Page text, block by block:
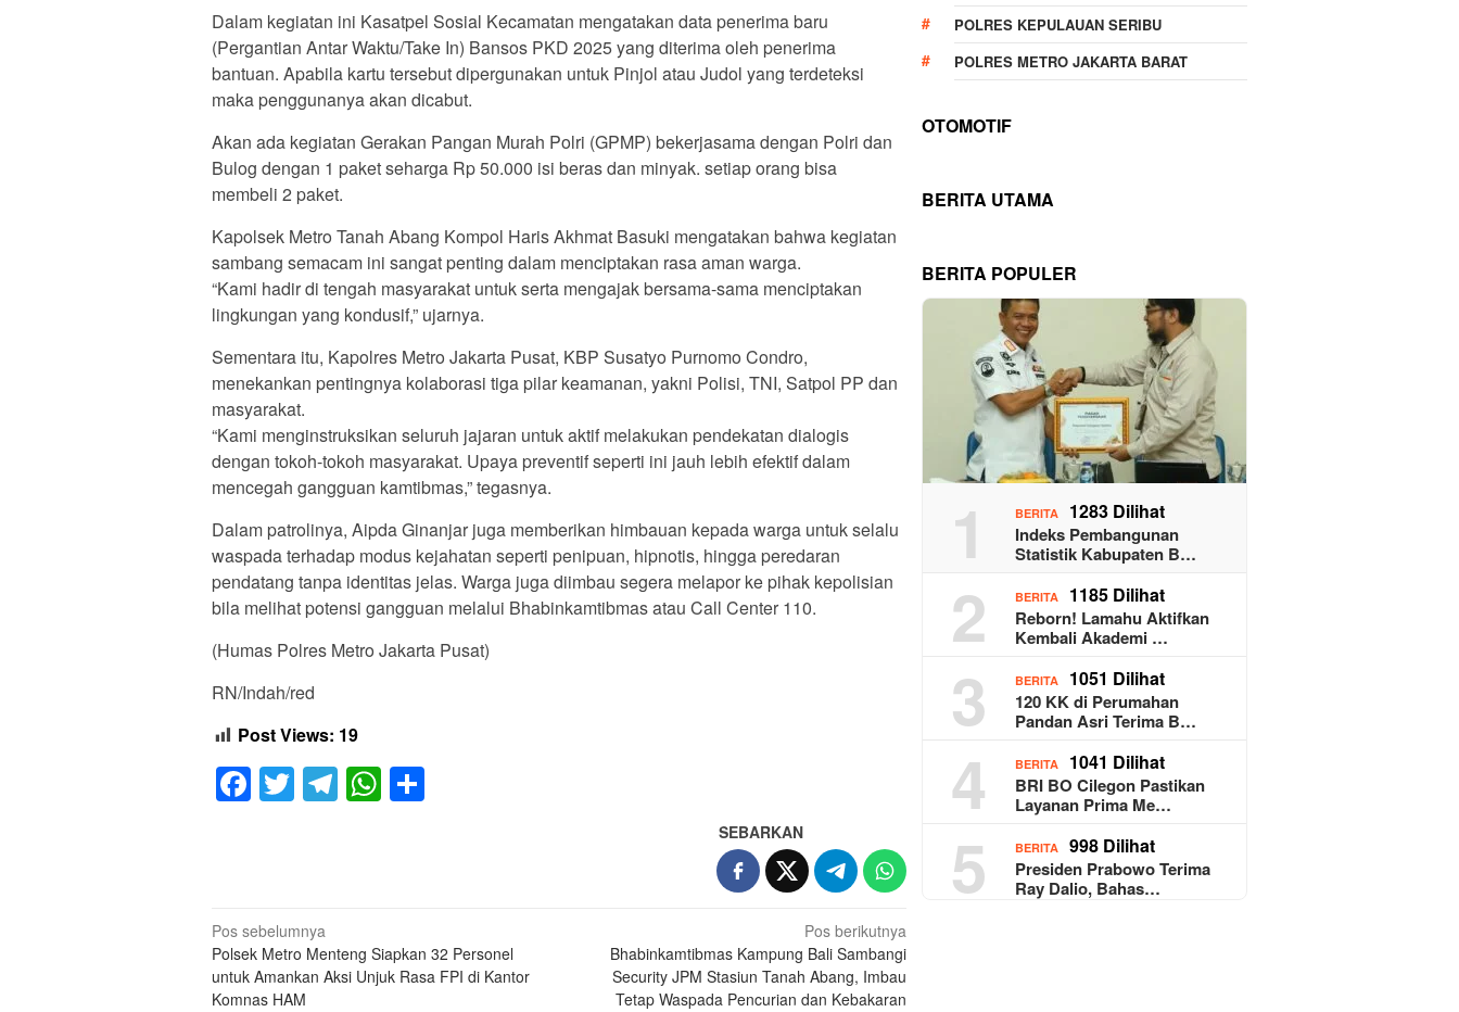
Dalam kegiatan ini Kasatpel Sosial Kecamatan mengatakan data penerima baru
(Pergantian Antar Waktu/Take In) Bansos PKD 2025 yang diterima oleh penerima
bantuan. Apabila kartu tersebut dipergunakan untuk Pinjol atau Judol yang terdeteksi
maka penggunanya akan dicabut.
Akan ada kegiatan Gerakan Pangan Murah Polri (GPMP) bekerjasama dengan Polri dan
Bulog dengan 1 paket seharga Rp 50.000 isi beras dan minyak. setiap orang bisa
membeli 2 paket.
Kapolsek Metro Tanah Abang Kompol Haris Akhmat Basuki mengatakan bahwa kegiatan
sambang semacam ini sangat penting dalam menciptakan rasa aman warga.
“Kami hadir di tengah masyarakat untuk serta mengajak bersama-sama menciptakan
lingkungan yang kondusif,” ujarnya.
Sementara itu, Kapolres Metro Jakarta Pusat, KBP Susatyo Purnomo Condro,
menekankan pentingnya kolaborasi tiga pilar keamanan, yakni Polisi, TNI, Satpol PP dan
masyarakat.
“Kami menginstruksikan seluruh jajaran untuk aktif melakukan pendekatan dialogis
dengan tokoh-tokoh masyarakat. Upaya preventif seperti ini jauh lebih efektif dalam
mencegah gangguan kamtibmas,” tegasnya.
Dalam patrolinya, Aipda Ginanjar juga memberikan himbauan kepada warga untuk selalu
waspada terhadap modus kejahatan seperti penipuan, hipnotis, hingga peredaran
pendatang tanpa identitas jelas. Warga juga diimbau segera melapor ke pihak kepolisian
bila melihat potensi gangguan melalui Bhabinkamtibmas atau Call Center 110.
(Humas Polres Metro Jakarta Pusat)
RN/Indah/red
Post Views: 19
Facebook
Twitter
Telegram
WhatsApp
SEBARKAN
Navigasi
pos
Pos sebelumnya
Polsek Metro Menteng Siapkan 32 Personel
untuk Amankan Aksi Unjuk Rasa FPI di Kantor
Komnas HAM
Pos berikutnya
Bhabinkamtibmas Kampung Bali Sambangi
Security JPM Stasiun Tanah Abang, Imbau
Tetap Waspada Pencurian dan Kebakaran
POLRES KEPULAUAN SERIBU
POLRES METRO JAKARTA BARAT
OTOMOTIF
BERITA UTAMA
BERITA POPULER
1 BERITA 1283 Dilihat
Indeks Pembangunan
Statistik Kabupaten B…
2 BERITA 1185 Dilihat
Reborn! Lamahu Aktifkan
Kembali Akademi …
3 BERITA 1051 Dilihat
120 KK di Perumahan
Pandan Asri Terima B…
4 BERITA 1041 Dilihat
BRI BO Cilegon Pastikan
Layanan Prima Me…
5 BERITA 998 Dilihat
Presiden Prabowo Terima
Ray Dalio, Bahas…